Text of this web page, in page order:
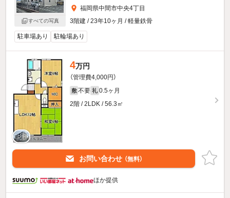
すべての写真
福岡県中間市中央4丁目
3階建 / 23年10ヶ月 / 軽量鉄骨
駐車場あり 駐輪場あり
4万円
（管理費4,000円）
敷 不要 礼 0.5ヶ月
2階 / 2LDK / 56.3㎡
お問い合わせ （無料）
ほか提供